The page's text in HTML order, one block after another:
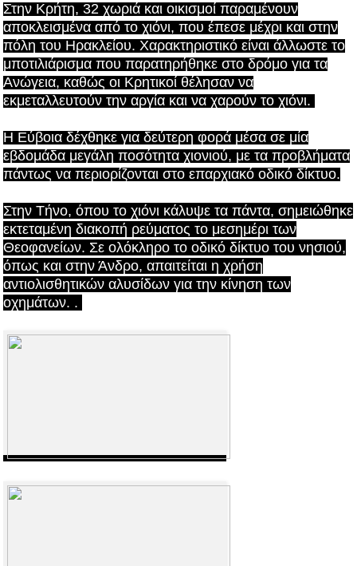
Στην Κρήτη, 32 χωριά και οικισμοί παραμένουν
αποκλεισμένα από το χιόνι, που έπεσε μέχρι και στην
πόλη του Ηρακλείου. Χαρακτηριστικό είναι άλλωστε το
μποτιλιάρισμα που παρατηρήθηκε στο δρόμο για τα
Ανώγεια, καθώς οι Κρητικοί θέλησαν να
εκμεταλλευτούν την αργία και να χαρούν το χιόνι.
Η Εύβοια δέχθηκε για δεύτερη φορά μέσα σε μία
εβδομάδα μεγάλη ποσότητα χιονιού, με τα προβλήματα
πάντως να περιορίζονται στο επαρχιακό οδικό δίκτυο.
Στην Τήνο, όπου το χιόνι κάλυψε τα πάντα, σημειώθηκε
εκτεταμένη διακοπή ρεύματος το μεσημέρι των
Θεοφανείων. Σε ολόκληρο το οδικό δίκτυο του νησιού,
όπως και στην Άνδρο, απαιτείται η χρήση
αντιολισθητικών αλυσίδων για την κίνηση των
οχημάτων. .